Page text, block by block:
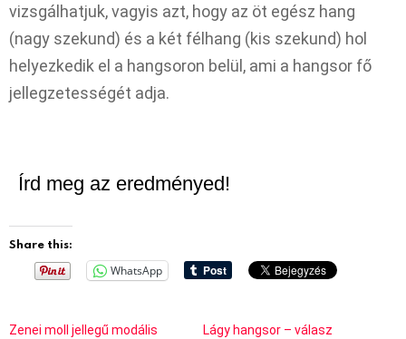
vizsgálhatjuk, vagyis azt, hogy az öt egész hang
(nagy szekund) és a két félhang (kis szekund) hol
helyezkedik el a hangsoron belül, ami a hangsor fő
jellegzetességét adja.
Írd meg az eredményed!
Share this:
WhatsApp
Zenei moll jellegű modális
Lágy hangsor – válasz